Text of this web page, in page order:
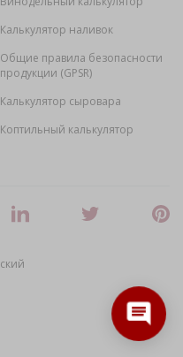
Калькулятор наливок
Общие правила безопасности
продукции (GPSR)
Калькулятор сыровара
Коптильный калькулятор